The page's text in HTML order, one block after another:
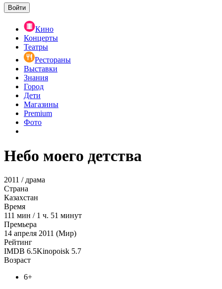
Войти
Кино
Концерты
Театры
Рестораны
Выставки
Знания
Город
Дети
Магазины
Premium
Фото
Небо моего детства
2011 / драма
Страна
Казахстан
Время
111 мин / 1 ч. 51 минут
Премьера
14 апреля 2011 (Мир)
Рейтинг
IMDB 6.5Kinopoisk 5.7
Возраст
6+